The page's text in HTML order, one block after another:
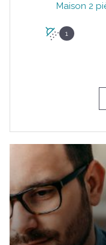
1